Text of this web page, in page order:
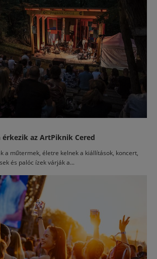
az ArtPiknik Cered
a műtermek, életre kelnek a kiállítások, koncert,
és palóc ízek várják a...